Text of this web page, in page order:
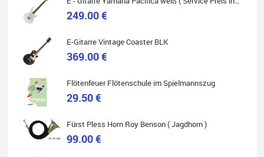
Quelle: Google-Rezension
Ich bin super zufrieden mit meiner neuen Ukulele! Einfach am
Freitag vorbeigekommen, eben geklingelt und top beraten
worden. Ich würde den Besuch im Musikgeschäft Stöppel jedem
249.00 €
E-Gitarre Vintage Coaster BLK
369.00 €
Flötenfeuer Flötenschule im Spielmannszug
29.50 €
Fürst Pless Horn Roy Benson ( Jagdhorn )
99.00 €